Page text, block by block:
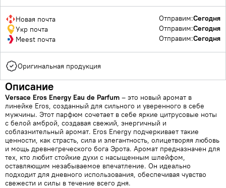
Новая почта Отправим:Сегодня
Укр почта
Отправим:Сегодня
Meest почта
Отправим:Сегодня
Оригинальная продукция
Описание
Versace Eros Energy Eau de Parfum – это новый аромат в
линейке Eros, созданный для сильного и уверенного в себе
мужчины. Этот парфюм сочетает в себе яркие цитрусовые ноты
с белой амброй, создавая свежий, энергичный и
соблазнительный аромат. Eros Energy подчеркивает такие
ценности, как страсть, сила и элегантность, олицетворяя любовь
и мощь древнегреческого бога Эрота. Аромат предназначен для
тех, кто любит стойкие духи с насыщенным шлейфом,
оставляющим незабываемое впечатление. Он идеально
подходит для дневного использования, обеспечивая чувство
свежести и силы в течение всего дня.